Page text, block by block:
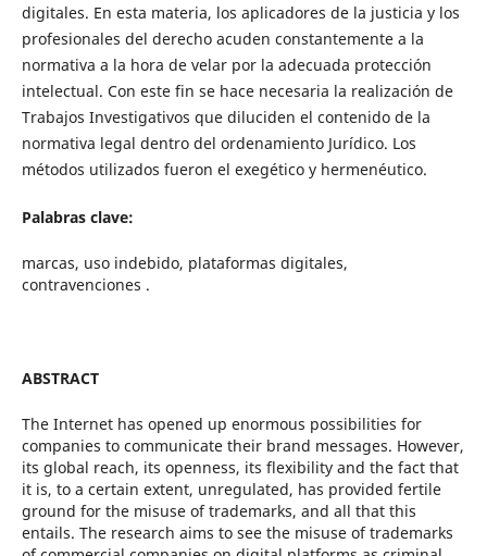
digitales. En esta materia, los aplicadores de la justicia y los
profesionales del derecho acuden constantemente a la
normativa a la hora de velar por la adecuada protección
intelectual. Con este fin se hace necesaria la realización de
Trabajos Investigativos que diluciden el contenido de la
normativa legal dentro del ordenamiento Jurídico. Los
métodos utilizados fueron el exegético y hermenéutico.
Palabras clave:
marcas, uso indebido, plataformas digitales,
contravenciones .
ABSTRACT
The Internet has opened up enormous possibilities for
companies to communicate their brand messages. However,
its global reach, its openness, its flexibility and the fact that
it is, to a certain extent, unregulated, has provided fertile
ground for the misuse of trademarks, and all that this
entails. The research aims to see the misuse of trademarks